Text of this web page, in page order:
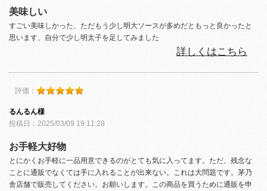
美味しい
すごい美味しかった、ただもう少し明大ソースが多めだともっと良かったと
思います、自分で少し明太子を足してみました
詳しくはこちら
評価：
るんるん様
投稿日：2025/03/09 19:11:28
お手軽大好物
とにかくお手軽に一品用意できるのがとても気に入ってます。ただ、残念な
ことに通販でなくては手に入れることが出来ない。これは大問題です。茅乃
舎店舗で販売してください。お願いします。この商品を買うために通販を申